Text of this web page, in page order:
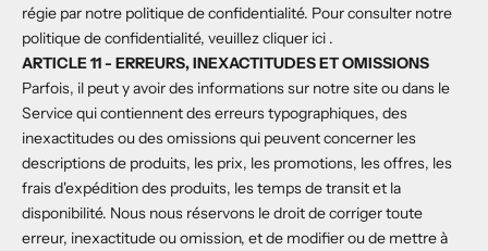
régie par notre politique de confidentialité. Pour consulter notre
politique de confidentialité, veuillezcliquer ici .
ARTICLE 11 - ERREURS, INEXACTITUDES ET OMISSIONS
Parfois, il peut y avoir des informations sur notre site ou dans le
Service qui contiennent des erreurs typographiques, des
inexactitudes ou des omissions qui peuvent concerner les
descriptions de produits, les prix, les promotions, les offres, les
frais d'expédition des produits, les temps de transit et la
disponibilité. Nous nous réservons le droit de corriger toute
erreur, inexactitude ou omission, et de modifier ou de mettre à